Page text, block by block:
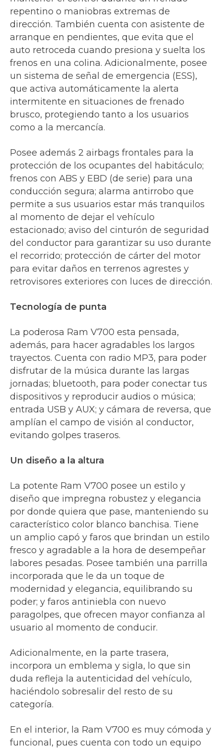
repentino o maniobras extremas de
dirección. También cuenta con asistente de
arranque en pendientes, que evita que el
auto retroceda cuando presiona y suelta los
frenos en una colina. Adicionalmente, posee
un sistema de señal de emergencia (ESS),
que activa automáticamente la alerta
intermitente en situaciones de frenado
brusco, protegiendo tanto a los usuarios
como a la mercancía.
Posee además 2 airbags frontales para la
protección de los ocupantes del habitáculo;
frenos con ABS y EBD (de serie) para una
conducción segura; alarma antirrobo que
permite a sus usuarios estar más tranquilos
al momento de dejar el vehículo
estacionado; aviso del cinturón de seguridad
del conductor para garantizar su uso durante
el recorrido; protección de cárter del motor
para evitar daños en terrenos agrestes y
retrovisores exteriores con luces de dirección.
Tecnología de punta
La poderosa Ram V700 esta pensada,
además, para hacer agradables los largos
trayectos. Cuenta con radio MP3, para poder
disfrutar de la música durante las largas
jornadas; bluetooth, para poder conectar tus
dispositivos y reproducir audios o música;
entrada USB y AUX; y cámara de reversa, que
amplían el campo de visión al conductor,
evitando golpes traseros.
Un diseño a la altura
La potente Ram V700 posee un estilo y
diseño que impregna robustez y elegancia
por donde quiera que pase, manteniendo su
característico color blanco banchisa. Tiene
un amplio capó y faros que brindan un estilo
fresco y agradable a la hora de desempeñar
labores pesadas. Posee también una parrilla
incorporada que le da un toque de
modernidad y elegancia, equilibrando su
poder; y faros antiniebla con nuevo
paragolpes, que ofrecen mayor confianza al
usuario al momento de conducir.
Adicionalmente, en la parte trasera,
incorpora un emblema y sigla, lo que sin
duda refleja la autenticidad del vehículo,
haciéndolo sobresalir del resto de su
categoría.
En el interior, la Ram V700 es muy cómoda y
funcional, pues cuenta con todo un equipo